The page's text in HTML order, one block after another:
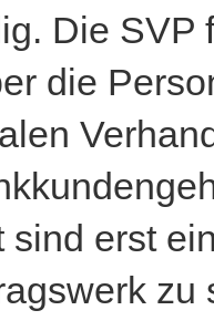
Die SVP
die
sind erst
zu